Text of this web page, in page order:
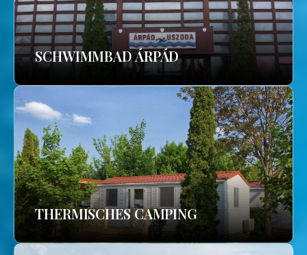
SCHWIMMBAD ÁRPÁD
THERMISCHES CAMPING